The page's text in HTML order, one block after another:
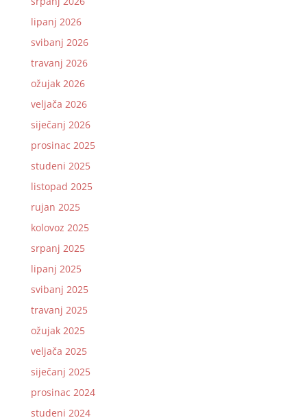
lipanj 2026
svibanj 2026
travanj 2026
ožujak 2026
veljača 2026
siječanj 2026
prosinac 2025
studeni 2025
listopad 2025
rujan 2025
kolovoz 2025
srpanj 2025
lipanj 2025
svibanj 2025
travanj 2025
ožujak 2025
veljača 2025
siječanj 2025
prosinac 2024
studeni 2024